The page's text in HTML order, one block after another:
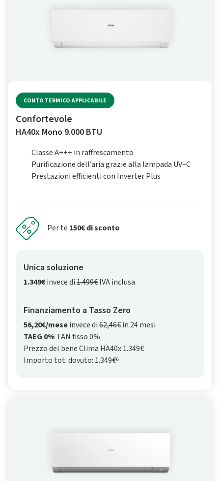
CONTO TERMICO APPLICABILE
Confortevole
HA40x Mono 9.000 BTU
Classe A+++ in raffrescamento
Purificazione dell’aria grazie alla lampada UV–C
Prestazioni efficienti con Inverter Plus
Per te 150€ di sconto
Unica soluzione
1.349€invece di1.499€IVA inclusa
Finanziamento a Tasso Zero
56,20€/meseinvece di62,46€in 24 mesi
TAEG 0% TAN fisso 0%
Prezzo del bene Clima HA40x 1.349€
Importo tot. dovuto: 1.349€⁶